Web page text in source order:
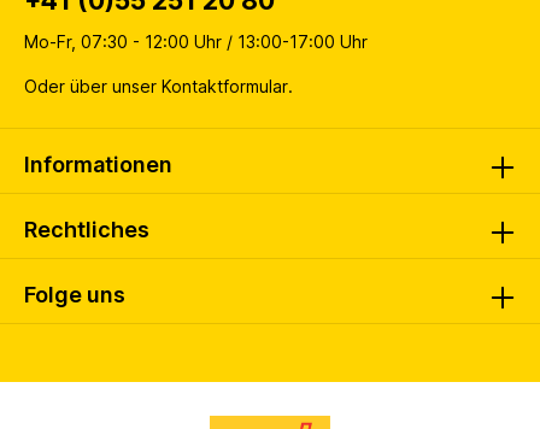
Folge uns
Mo-Fr, 07:30 - 12:00 Uhr / 13:00-17:00 Uhr
Oder über unser Kontaktformular.
Informationen
Rechtliches